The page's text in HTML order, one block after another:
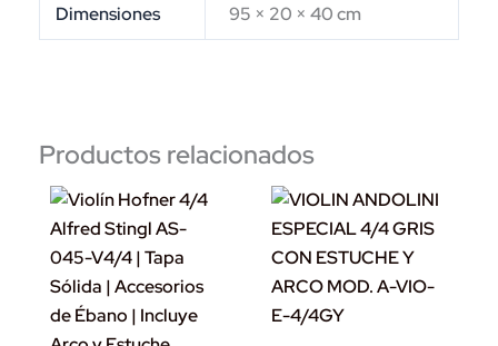
Dimensiones 95 × 20 × 40 cm
Productos relacionados